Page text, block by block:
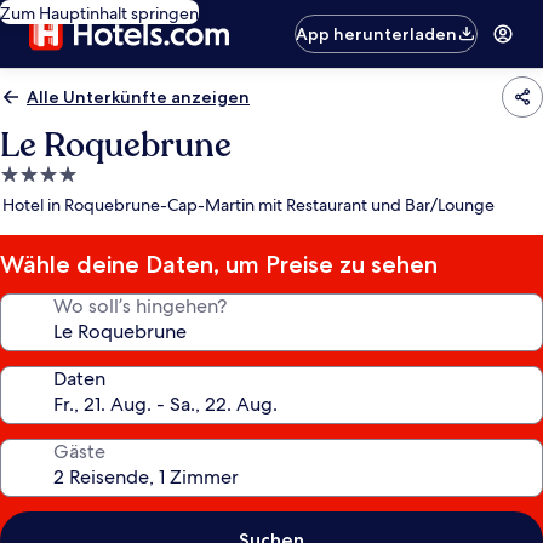
Zum Hauptinhalt springen
App herunterladen
Alle Unterkünfte anzeigen
Le Roquebrune
4.0-
Sterne-
Hotel in Roquebrune-Cap-Martin mit Restaurant und Bar/Lounge
Wähle deine Daten, um Preise zu sehen
Wo soll’s hingehen?
Daten
Gäste